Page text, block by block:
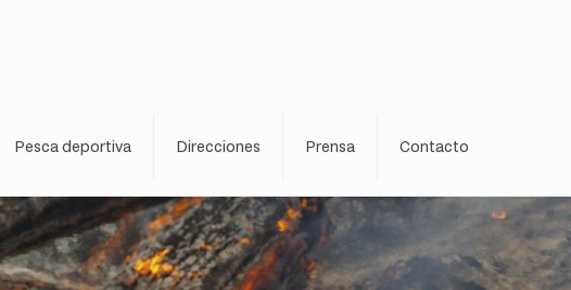
Pesca deportiva Direcciones Prensa Contacto